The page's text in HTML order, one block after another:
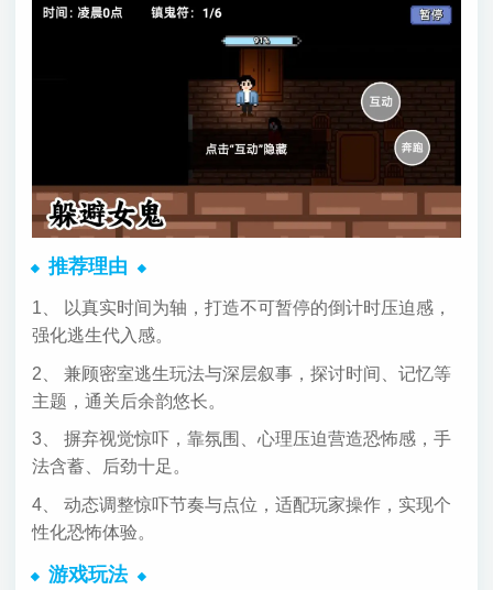
推荐理由
1、 以真实时间为轴，打造不可暂停的倒计时压迫感，
强化逃生代入感。
2、 兼顾密室逃生玩法与深层叙事，探讨时间、记忆等
主题，通关后余韵悠长。
3、 摒弃视觉惊吓，靠氛围、心理压迫营造恐怖感，手
法含蓄、后劲十足。
4、 动态调整惊吓节奏与点位，适配玩家操作，实现个
性化恐怖体验。
游戏玩法